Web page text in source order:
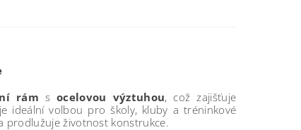
rám socelovou výztuhou, což zajišťuje
ideální volbou pro školy, kluby a tréninkové
prodlužuje životnost konstrukce.